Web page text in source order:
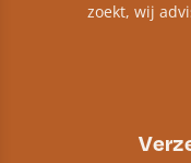
zoekt, wij